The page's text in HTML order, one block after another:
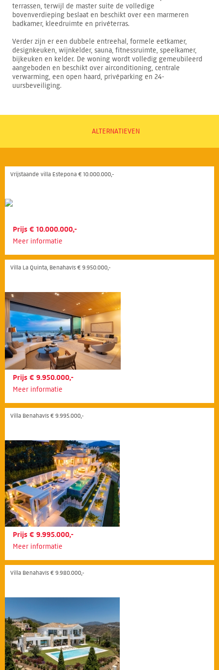
terrassen, terwijl de master suite de volledige
bovenverdieping beslaat en beschikt over een marmeren
badkamer, kleedruimte en privéterras.
Verder zijn er een dubbele entreehal, formele eetkamer,
designkeuken, wijnkelder, sauna, fitnessruimte, speelkamer,
bijkeuken en kelder. De woning wordt volledig gemeubileerd
aangeboden en beschikt over airconditioning, centrale
verwarming, een open haard, privéparking en 24-
uursbeveiliging.
ALTERNATIEVEN
Vrijstaande villa Estepona € 10.000.000,-
Prijs € 10.000.000,-
Meer informatie
Villa La Quinta, Benahavís € 9.950.000,-
Prijs € 9.950.000,-
Meer informatie
Villa Benahavís € 9.995.000,-
Prijs € 9.995.000,-
Meer informatie
Villa Benahavís € 9.980.000,-